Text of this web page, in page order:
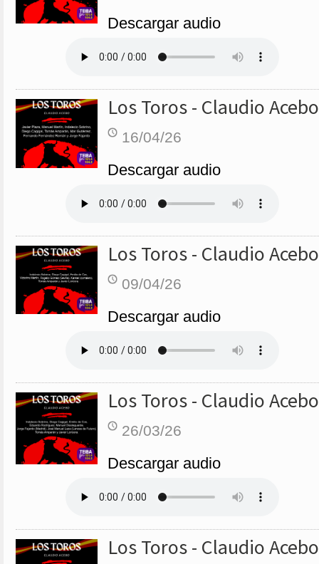
Descargar audio
Los Toros - Claudio Acebo
16/04/26
Descargar audio
Los Toros - Claudio Acebo
09/04/26
Descargar audio
Los Toros - Claudio Acebo
26/03/26
Descargar audio
Los Toros - Claudio Acebo